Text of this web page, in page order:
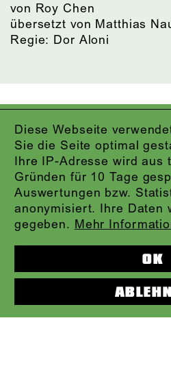
Diese Webseite
Sie die Seite optimal
Ihre IP-Adresse wird aus
Gründen für 10 Tage
Auswertungen bzw.
anonymisiert. Ihre Daten
gegeben. Mehr
OK
von Roy Chen
übersetzt von Matthias
Regie: Dor Aloni
Fr., 02.10., 19.00
Schauspielhaus
ABO FR A
DIE ABENTEUER DES
SCHWEJK
nach Jaroslav Hašek /
Okunev